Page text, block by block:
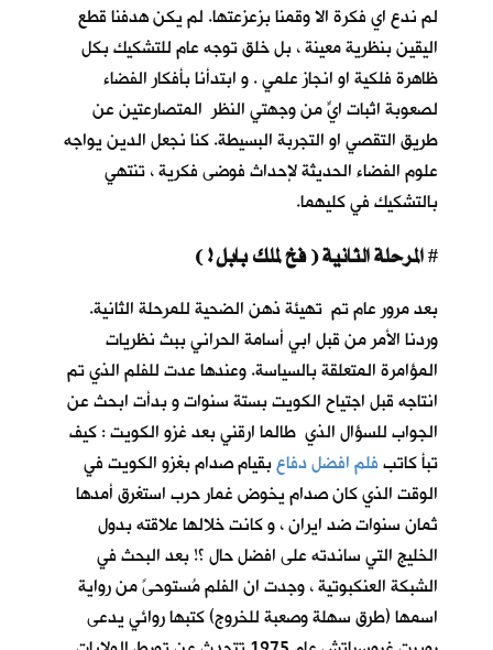
لم ندع اي فكرة الا وقمنا بزعزعتها. لم يكن هدفنا قطع
اليقين بنظرية معينة ، بل خلق توجه عام للتشكيك بكل
ظاهرة فلكية او انجاز علمي . و ابتدأنا بأفكار الفضاء
لصعوبة اثبات ايٍّ من وجهتي النظر المتصارعتين عن
طريق التقصي او التجربة البسيطة. كنا نجعل الدين يواجه
علوم الفضاء الحديثة لإحداث فوضى فكرية ، تنتهي
بالتشكيك في كليهما.
#
بعد مرور عام تم تهيئة ذهن الضحية للمرحلة الثانية.
وردنا الأمر من قبل ابي أسامة الحراني ببث نظريات
المؤامرة المتعلقة بالسياسة. وعندها عدت للفلم الذي تم
انتاجه قبل اجتياح الكويت بستة سنوات و بدأت ابحث عن
الجواب للسؤال الذي طالما ارقني بعد غزو الكويت : كيف
تبأ كاتبفلم افضل دفاعبقيام صدام بغزو الكويت في
الوقت الذي كان صدام يخوض غمار حرب استغرق أمدها
ثمان سنوات ضد ايران ، و كانت خلالها علاقته بدول
الخليج التي ساندته على افضل حال ؟! بعد البحث في
الشبكة العنكبوتية ، وجدت ان الفلم مُستوحىً من رواية
اسمها (طرق سهلة وصعبة للخروج) كتبها روائي يدعى